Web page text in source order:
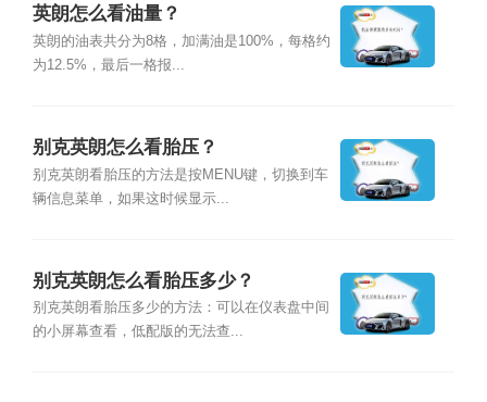
英朗怎么看油量？
英朗的油表共分为8格，加满油是100%，每格约
为12.5%，最后一格报...
别克英朗怎么看胎压？
别克英朗看胎压的方法是按MENU键，切换到车
辆信息菜单，如果这时候显示...
别克英朗怎么看胎压多少？
别克英朗看胎压多少的方法：可以在仪表盘中间
的小屏幕查看，低配版的无法查...